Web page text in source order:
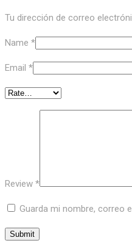
Tu dirección de correo
Name *
Email *
Review *
Guarda mi nombre, correo